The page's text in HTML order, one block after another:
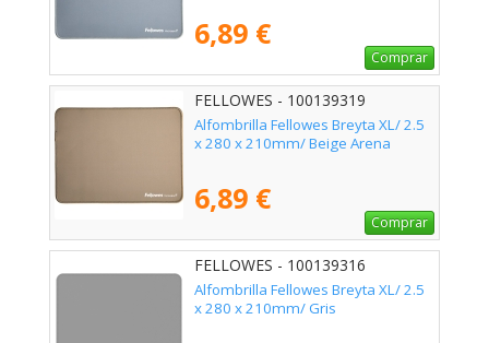
6,89 €
Comprar
FELLOWES - 100139319
Alfombrilla Fellowes Breyta XL/ 2.5
x 280 x 210mm/ Beige Arena
6,89 €
Comprar
FELLOWES - 100139316
Alfombrilla Fellowes Breyta XL/ 2.5
x 280 x 210mm/ Gris